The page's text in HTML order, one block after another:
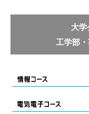
大
工学部